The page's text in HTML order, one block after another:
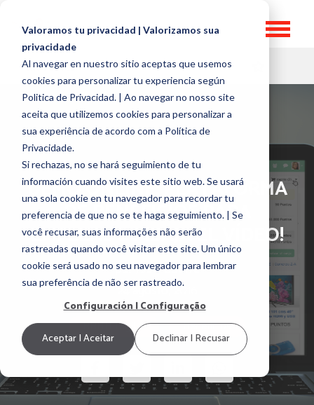
Valoramos tu privacidad | Valorizamos sua
privacidade
Al navegar en nuestro sitio aceptas que usemos
cookies para personalizar tu experiencia según
Politica de Privacidad. | Ao navegar no nosso site
aceita que utilizemos cookies para personalizar a
sua experiência de acordo com a Política de
Privacidade.
Si rechazas, no se hará seguimiento de tu
información cuando visites este sitio web. Se usará
una sola cookie en tu navegador para recordar tu
preferencia de que no se te haga seguimiento. | Se
você recusar, suas informações não serão
rastreadas quando você visitar este site. Um único
cookie será usado no seu navegador para lembrar
sua preferência de não ser rastreado.
Configuración | Configuração
Aceptar | Aceitar Declinar | Recusar
HR TOPICS
DEMO ONLINE: PLATAFORMA
DE BENEFICIOS PARA
EMPLEADOS ¡BAJA EL VÍDEO!
porJosé Guerra
24 agosto, 2016
RRHH Digital Beneficios